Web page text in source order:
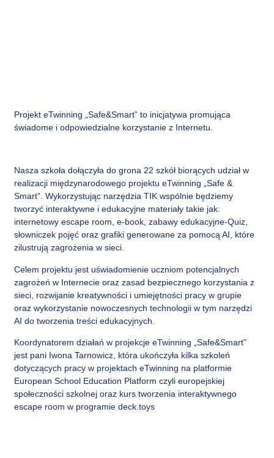
Projekt eTwinning „Safe&Smart” to inicjatywa promująca
świadome i odpowiedzialne korzystanie z Internetu.
Nasza szkoła dołączyła do grona 22 szkół biorących udział w
realizacji międzynarodowego projektu eTwinning „Safe &
Smart”. Wykorzystując narzędzia TIK wspólnie będziemy
tworzyć interaktywne i edukacyjne materiały takie jak:
internetowy escape room, e-book, zabawy edukacyjne-Quiz,
słowniczek pojęć oraz grafiki generowane za pomocą AI, które
zilustrują zagrożenia w sieci.
Celem projektu jest uświadomienie uczniom potencjalnych
zagrożeń w Internecie oraz zasad bezpiecznego korzystania z
sieci, rozwijanie kreatywności i umiejętności pracy w grupie
oraz wykorzystanie nowoczesnych technologii w tym narzędzi
AI do tworzenia treści edukacyjnych.
Koordynatorem działań w projekcje eTwinning „Safe&Smart”
jest pani Iwona Tarnowicz, która ukończyła kilka szkoleń
dotyczących pracy w projektach eTwinning na platformie
European School Education Platform czyli europejskiej
społeczności szkolnej oraz kurs tworzenia interaktywnego
escape room w programie deck.toys